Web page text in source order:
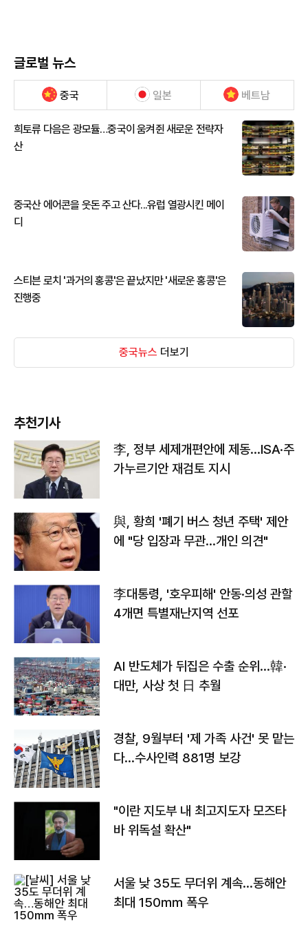
글로벌 뉴스
중국 일본 베트남
희토류 다음은 광모듈…중국이 움켜쥔 새로운 전략자
산
중국산 에어콘을 웃돈 주고 산다...유럽 열광시킨 메이
디
스티븐 로치 '과거의 홍콩'은 끝났지만 '새로운 홍콩'은
진행중
중국뉴스 더보기
추천기사
李, 정부 세제개편안에 제동…ISA·주
가누르기안 재검토 지시
與, 황희 '폐기 버스 청년 주택' 제안
에 "당 입장과 무관…개인 의견"
李대통령, '호우피해' 안동·의성 관할
4개면 특별재난지역 선포
AI 반도체가 뒤집은 수출 순위…韓·
대만, 사상 첫 日 추월
경찰, 9월부터 '제 가족 사건' 못 맡는
다…수사인력 881명 보강
"이란 지도부 내 최고지도자 모즈타
바 위독설 확산"
서울 낮 35도 무더위 계속…동해안
최대 150㎜ 폭우